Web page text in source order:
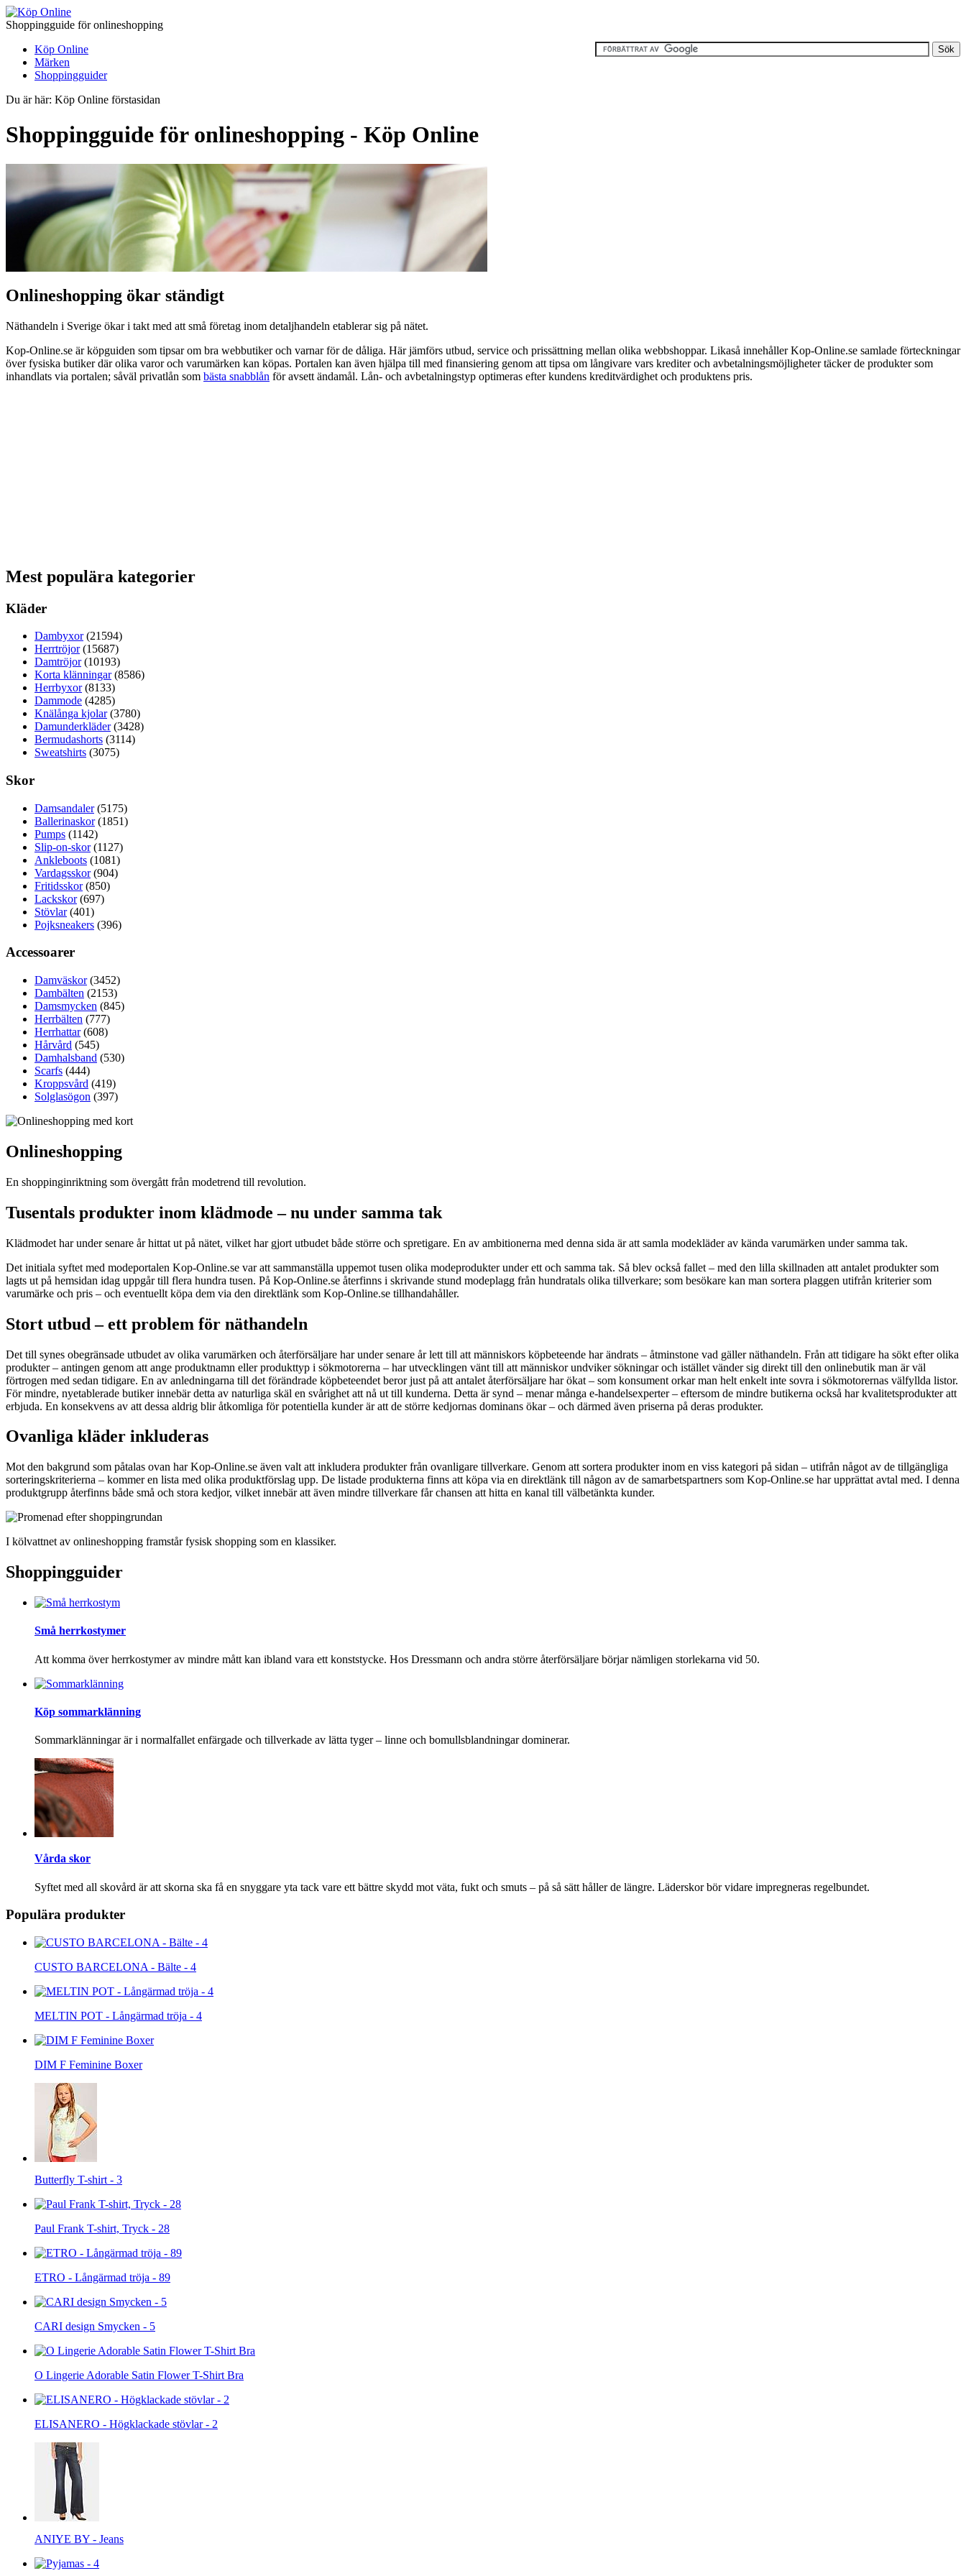
Shoppingguide för onlineshopping
Köp Online
Märken
Shoppingguider
Du är här: Köp Online förstasidan
Shoppingguide för onlineshopping - Köp Online
Onlineshopping ökar ständigt
Näthandeln i Sverige ökar i takt med att små företag inom detaljhandeln etablerar sig på nätet.
Kop-Online.se är köpguiden som tipsar om bra webbutiker och varnar för de dåliga. Här jämförs utbud, service och prissättning mellan olika webbshoppar. Likaså innehåller Kop-Online.se samlade förteckningar
över fysiska butiker där olika varor och varumärken kan köpas. Portalen kan även hjälpa till med finansiering genom att tipsa om långivare vars krediter och avbetalningsmöjligheter täcker de produkter som
inhandlats via portalen; såväl privatlån som bästa snabblån för avsett ändamål. Lån- och avbetalningstyp optimeras efter kundens kreditvärdighet och produktens pris.
Mest populära kategorier
Kläder
Dambyxor (21594)
Herrtröjor (15687)
Damtröjor (10193)
Korta klänningar (8586)
Herrbyxor (8133)
Dammode (4285)
Knälånga kjolar (3780)
Damunderkläder (3428)
Bermudashorts (3114)
Sweatshirts (3075)
Skor
Damsandaler (5175)
Ballerinaskor (1851)
Pumps (1142)
Slip-on-skor (1127)
Ankleboots (1081)
Vardagsskor (904)
Fritidsskor (850)
Lackskor (697)
Stövlar (401)
Pojksneakers (396)
Accessoarer
Damväskor (3452)
Dambälten (2153)
Damsmycken (845)
Herrbälten (777)
Herrhattar (608)
Hårvård (545)
Damhalsband (530)
Scarfs (444)
Kroppsvård (419)
Solglasögon (397)
Onlineshopping
En shoppinginriktning som övergått från modetrend till revolution.
Tusentals produkter inom klädmode – nu under samma tak
Klädmodet har under senare år hittat ut på nätet, vilket har gjort utbudet både större och spretigare. En av ambitionerna med denna sida är att samla modekläder av kända varumärken under samma tak.
Det initiala syftet med modeportalen Kop-Online.se var att sammanställa uppemot tusen olika modeprodukter under ett och samma tak. Så blev också fallet – med den lilla skillnaden att antalet produkter som
lagts ut på hemsidan idag uppgår till flera hundra tusen. På Kop-Online.se återfinns i skrivande stund modeplagg från hundratals olika tillverkare; som besökare kan man sortera plaggen utifrån kriterier som
varumärke och pris – och eventuellt köpa dem via den direktlänk som Kop-Online.se tillhandahåller.
Stort utbud – ett problem för näthandeln
Det till synes obegränsade utbudet av olika varumärken och återförsäljare har under senare år lett till att människors köpbeteende har ändrats – åtminstone vad gäller näthandeln. Från att tidigare ha sökt efter olika
produkter – antingen genom att ange produktnamn eller produkttyp i sökmotorerna – har utvecklingen vänt till att människor undviker sökningar och istället vänder sig direkt till den onlinebutik man är väl
förtrogen med sedan tidigare. En av anledningarna till det förändrade köpbeteendet beror just på att antalet återförsäljare har ökat – som konsument orkar man helt enkelt inte sovra i sökmotorernas välfyllda listor.
För mindre, nyetablerade butiker innebär detta av naturliga skäl en svårighet att nå ut till kunderna. Detta är synd – menar många e-handelsexperter – eftersom de mindre butikerna också har kvalitetsprodukter att
erbjuda. En konsekvens av att dessa aldrig blir åtkomliga för potentiella kunder är att de större kedjornas dominans ökar – och därmed även priserna på deras produkter.
Ovanliga kläder inkluderas
Mot den bakgrund som påtalas ovan har Kop-Online.se även valt att inkludera produkter från ovanligare tillverkare. Genom att sortera produkter inom en viss kategori på sidan – utifrån något av de tillgängliga
sorteringskriterierna – kommer en lista med olika produktförslag upp. De listade produkterna finns att köpa via en direktlänk till någon av de samarbetspartners som Kop-Online.se har upprättat avtal med. I denna
produktgrupp återfinns både små och stora kedjor, vilket innebär att även mindre tillverkare får chansen att hitta en kanal till välbetänkta kunder.
I kölvattnet av onlineshopping framstår fysisk shopping som en klassiker.
Shoppingguider
Små herrkostymer
Att komma över herrkostymer av mindre mått kan ibland vara ett konststycke. Hos Dressmann och andra större återförsäljare börjar nämligen storlekarna vid 50.
Köp sommarklänning
Sommarklänningar är i normalfallet enfärgade och tillverkade av lätta tyger – linne och bomullsblandningar dominerar.
Vårda skor
Syftet med all skovård är att skorna ska få en snyggare yta tack vare ett bättre skydd mot väta, fukt och smuts – på så sätt håller de längre. Läderskor bör vidare impregneras regelbundet.
Populära produkter
CUSTO BARCELONA - Bälte - 4
MELTIN POT - Långärmad tröja - 4
DIM F Feminine Boxer
Butterfly T-shirt - 3
Paul Frank T-shirt, Tryck - 28
ETRO - Långärmad tröja - 89
CARI design Smycken - 5
O Lingerie Adorable Satin Flower T-Shirt Bra
ELISANERO - Högklackade stövlar - 2
ANIYE BY - Jeans